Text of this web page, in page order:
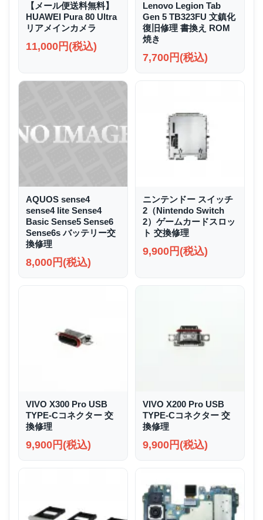
【メール便送料無料】
HUAWEI Pura 80 Ultra
リアメインカメラ
11,000円(税込)
Lenovo Legion Tab
Gen 5 TB323FU 文鎮化
復旧修理 書換え ROM
焼き
7,700円(税込)
AQUOS sense4
sense4 lite Sense4
Basic Sense5 Sense6
Sense6s バッテリー交
換修理
8,000円(税込)
ニンテンドー スイッチ
2（Nintendo Switch
2）ゲームカードスロッ
ト 交換修理
9,900円(税込)
VIVO X300 Pro USB
TYPE-Cコネクター 交
換修理
9,900円(税込)
VIVO X200 Pro USB
TYPE-Cコネクター 交
換修理
9,900円(税込)